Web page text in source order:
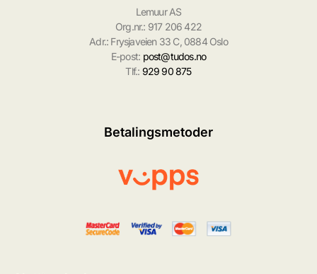
Lemuur AS
Org.nr.: 917 206 422
Adr.: Frysjaveien 33 C, 0884 Oslo
E-post: post@tudos.no
Tlf.: 929 90 875
Betalingsmetoder